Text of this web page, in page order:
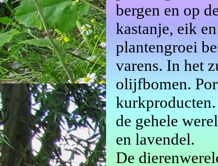
bergen en op
kastanje, eik
plantengroei
varens. In het
olijfbomen.
de gehele
en lavendel.
De